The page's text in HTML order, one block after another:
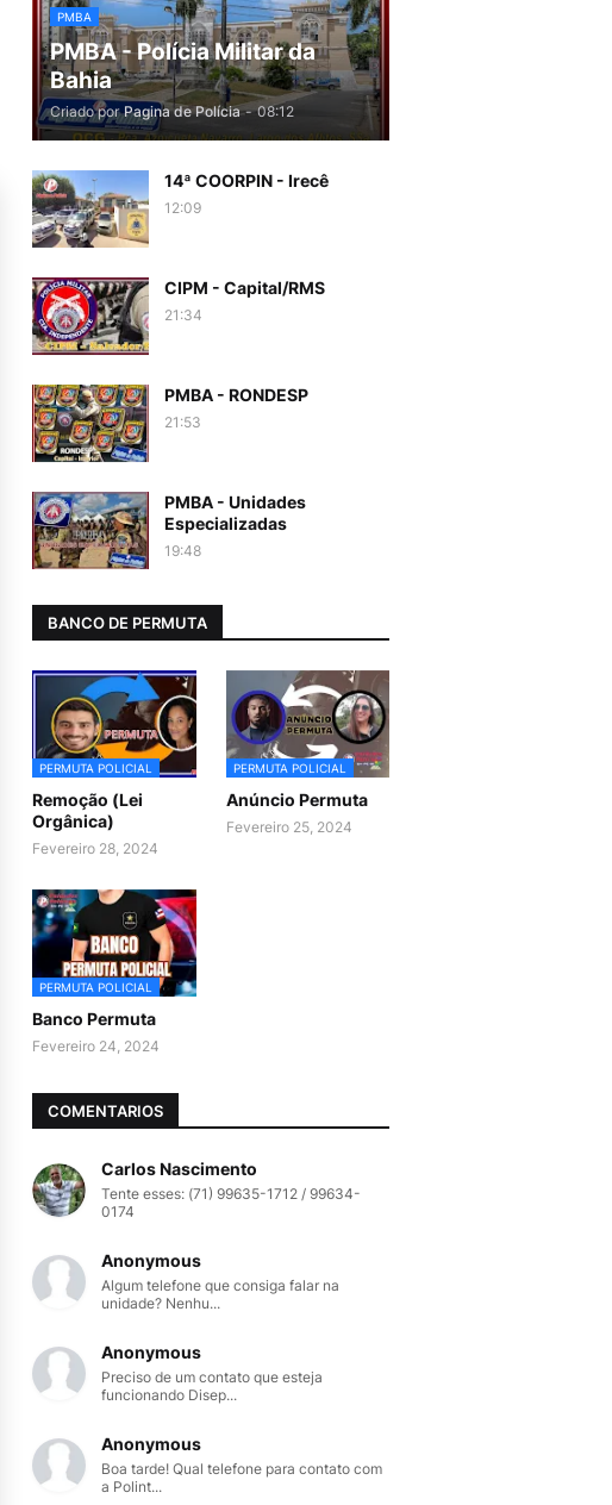
PMBA
PMBA - Polícia Militar da
Bahia
Criado por Pagina de Polícia - 08:12
14ª COORPIN - Irecê
12:09
CIPM - Capital/RMS
21:34
PMBA - RONDESP
21:53
PMBA - Unidades
Especializadas
19:48
BANCO DE PERMUTA
PERMUTA POLICIAL
Remoção (Lei
Orgânica)
Fevereiro 28, 2024
PERMUTA POLICIAL
Anúncio Permuta
Fevereiro 25, 2024
PERMUTA POLICIAL
Banco Permuta
Fevereiro 24, 2024
COMENTARIOS
Carlos Nascimento
Tente esses: (71) 99635-1712 / 99634-
0174
Anonymous
Algum telefone que consiga falar na
unidade? Nenhu...
Anonymous
Preciso de um contato que esteja
funcionando Disep...
Anonymous
Boa tarde! Qual telefone para contato com
a Polint...